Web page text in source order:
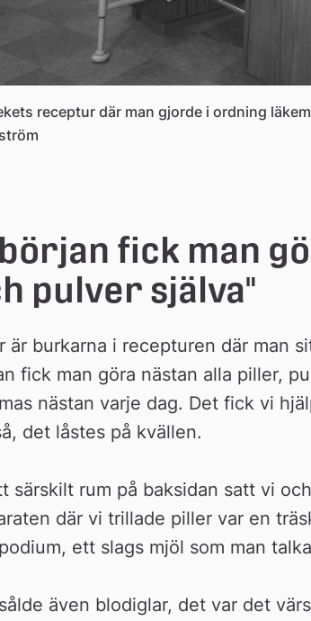
receptur där man gjorde i ordning
fick man
pulver själva"
är burkarna i recepturen där man
fick man göra nästan alla piller,
nästan varje dag. Det fick vi
det låstes på kvällen.
särskilt rum på baksidan satt vi
där vi trillade piller var en
ett slags mjöl som man
även blodiglar, det var det